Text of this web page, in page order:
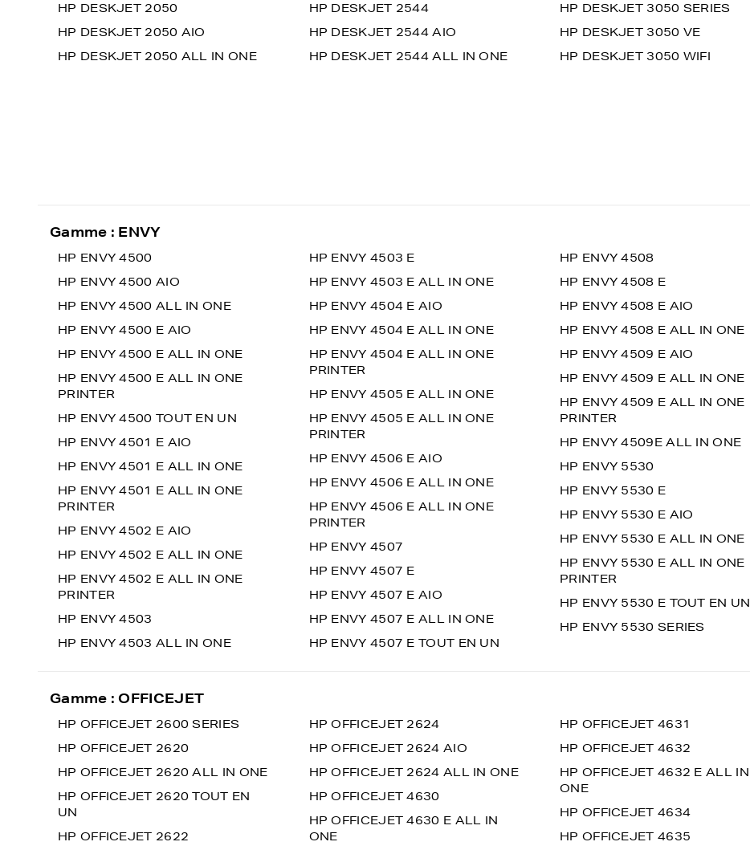
HP DESKJET 2050
HP DESKJET 2050 AIO
HP DESKJET 2050 ALL IN ONE
HP DESKJET 2544
HP DESKJET 2544 AIO
HP DESKJET 2544 ALL IN ONE
HP DESKJET 3050 SERIES
HP DESKJET 3050 VE
HP DESKJET 3050 WIFI
Gamme : ENVY
HP ENVY 4500
HP ENVY 4500 AIO
HP ENVY 4500 ALL IN ONE
HP ENVY 4500 E AIO
HP ENVY 4500 E ALL IN ONE
HP ENVY 4500 E ALL IN ONE
PRINTER
HP ENVY 4500 TOUT EN UN
HP ENVY 4501 E AIO
HP ENVY 4501 E ALL IN ONE
HP ENVY 4501 E ALL IN ONE
PRINTER
HP ENVY 4502 E AIO
HP ENVY 4502 E ALL IN ONE
HP ENVY 4502 E ALL IN ONE
PRINTER
HP ENVY 4503
HP ENVY 4503 ALL IN ONE
HP ENVY 4503 E
HP ENVY 4503 E ALL IN ONE
HP ENVY 4504 E AIO
HP ENVY 4504 E ALL IN ONE
HP ENVY 4504 E ALL IN ONE
PRINTER
HP ENVY 4505 E ALL IN ONE
HP ENVY 4505 E ALL IN ONE
PRINTER
HP ENVY 4506 E AIO
HP ENVY 4506 E ALL IN ONE
HP ENVY 4506 E ALL IN ONE
PRINTER
HP ENVY 4507
HP ENVY 4507 E
HP ENVY 4507 E AIO
HP ENVY 4507 E ALL IN ONE
HP ENVY 4507 E TOUT EN UN
HP ENVY 4508
HP ENVY 4508 E
HP ENVY 4508 E AIO
HP ENVY 4508 E ALL IN ONE
HP ENVY 4509 E AIO
HP ENVY 4509 E ALL IN ONE
HP ENVY 4509 E ALL IN ONE
PRINTER
HP ENVY 4509E ALL IN ONE
HP ENVY 5530
HP ENVY 5530 E
HP ENVY 5530 E AIO
HP ENVY 5530 E ALL IN ONE
HP ENVY 5530 E ALL IN ONE
PRINTER
HP ENVY 5530 E TOUT EN UN
HP ENVY 5530 SERIES
Gamme : OFFICEJET
HP OFFICEJET 2600 SERIES
HP OFFICEJET 2620
HP OFFICEJET 2620 ALL IN ONE
HP OFFICEJET 2620 TOUT EN
UN
HP OFFICEJET 2622
HP OFFICEJET 2624
HP OFFICEJET 2624 AIO
HP OFFICEJET 2624 ALL IN ONE
HP OFFICEJET 4630
HP OFFICEJET 4630 E ALL IN
ONE
HP OFFICEJET 4631
HP OFFICEJET 4632
HP OFFICEJET 4632 E ALL IN
ONE
HP OFFICEJET 4634
HP OFFICEJET 4635